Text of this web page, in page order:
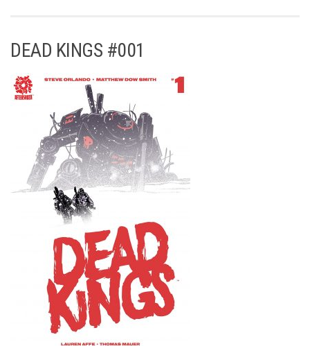
DEAD KINGS #001